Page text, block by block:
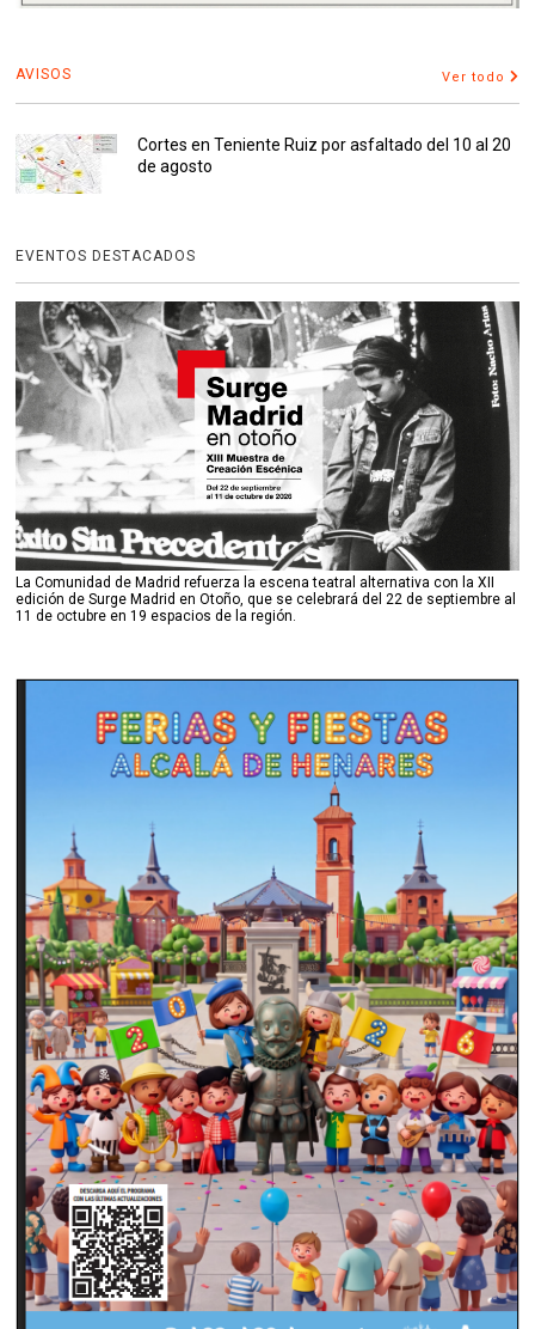
AVISOS Ver todo
Cortes en Teniente Ruiz por asfaltado del 10 al 20
de agosto
EVENTOS DESTACADOS
La Comunidad de Madrid refuerza la escena teatral alternativa con la XII
edición de Surge Madrid en Otoño, que se celebrará del 22 de septiembre al
11 de octubre en 19 espacios de la región.